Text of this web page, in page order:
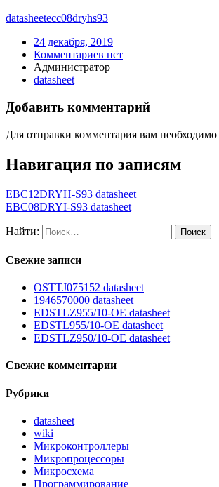
datasheetecc08dryhs93
24 декабря, 2019
Комментариев нет
Администратор
datasheet
Добавить комментарий
Для отправки комментария вам необходимо
Навигация по записям
EBC12DRYH-S93 datasheet
EBC08DRYI-S93 datasheet
Найти:
Свежие записи
OSTTJ075152 datasheet
1946570000 datasheet
EDSTLZ955/10-OE datasheet
EDSTL955/10-OE datasheet
EDSTLZ950/10-OE datasheet
Свежие комментарии
Рубрики
datasheet
wiki
Микроконтроллеры
Микропроцессоры
Микросхема
Программирование